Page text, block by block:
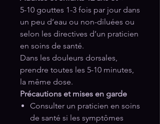
5-10 gouttes 1-3 fois par jour dans
un peu d’eau ou non-diluées ou
selon les directives d’un praticien
en soins de santé.
Dans les douleurs dorsales,
prendre toutes les 5-10 minutes,
la même dose.
Précautions et mises en garde
Consulter un praticien en soins
de santé si les symptômes